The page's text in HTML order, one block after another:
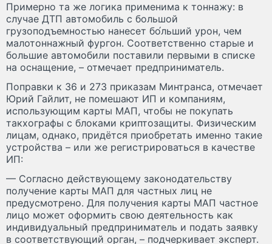
Примерно та же логика применима к тоннажу: в
случае ДТП автомобиль с большой
грузоподъемностью нанесет бо́льший урон, чем
малотоннажный фургон. Соответственно старые и
большие автомобили поставили первыми в списке
на оснащение, – отмечает предприниматель.
Поправки к 36 и 273 приказам Минтранса, отмечает
Юрий Гайлит, не помешают ИП и компаниям,
использующим карты МАП, чтобы не покупать
такхографы с блоками криптозащиты. Физическим
лицам, однако, придётся приобретать именно такие
устройства – или же регистрироваться в качестве
ИП:
— Согласно действующему законодательству
получение карты МАП для частных лиц не
предусмотрено. Для получения карты МАП частное
лицо может оформить свою деятельность как
индивидуальный предприниматель и подать заявку
в соответствующий орган, – подчеркивает эксперт.